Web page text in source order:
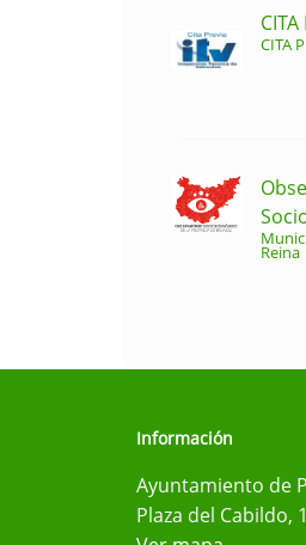
CITA
CITA
Reina
Información
Ayuntamiento de
Plaza del Cabildo,